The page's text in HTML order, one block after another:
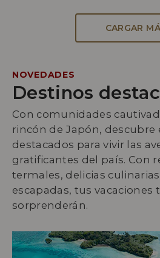
CARGAR
NOVEDADES
Destinos
Con comunidades
rincón de Japón, descubre
destacados para vivir las
gratificantes del país. Con
termales, delicias
escapadas, tus vacaciones
sorprenderán.